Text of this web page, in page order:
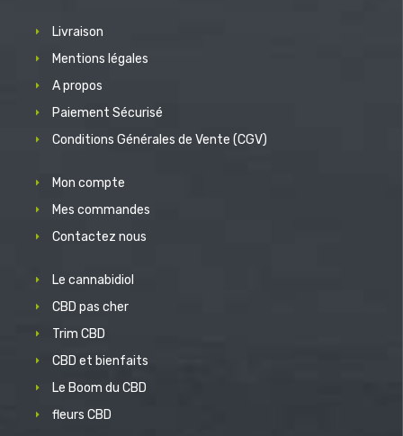
Livraison
Mentions légales
A propos
Paiement Sécurisé
Conditions Générales de Vente (CGV)
Mon compte
Mes commandes
Contactez nous
Le cannabidiol
CBD pas cher
Trim CBD
CBD et bienfaits
Le Boom du CBD
fleurs CBD